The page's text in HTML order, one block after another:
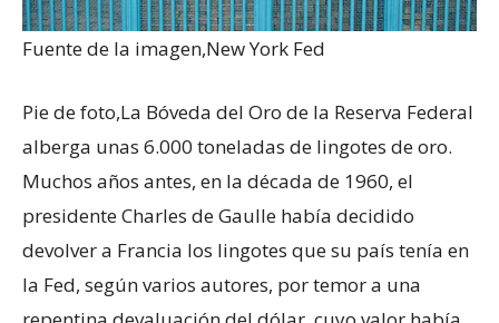
Fuente de la imagen,New York Fed
Pie de foto,La Bóveda del Oro de la Reserva Federal
alberga unas 6.000 toneladas de lingotes de oro.
Muchos años antes, en la década de 1960, el
presidente Charles de Gaulle había decidido
devolver a Francia los lingotes que su país tenía en
la Fed, según varios autores, por temor a una